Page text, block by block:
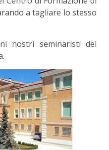
a tagliare lo stesso
nostri seminaristi del